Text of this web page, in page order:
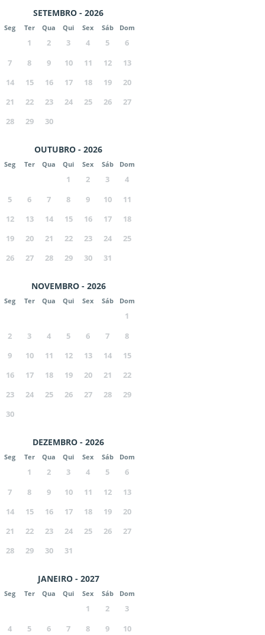
SETEMBRO - 2026
Seg Ter Qua Qui Sex Sáb Dom
1 2 3 4 5
6
7
8 9 10 11 12
13
14
15 16 17 18 19
20
21
22 23 24 25 26
27
28
29 30
OUTUBRO - 2026
Seg Ter Qua Qui Sex Sáb Dom
1 2 3
4
5
6 7 8 9 10
11
12
13 14 15 16 17
18
19
20 21 22 23 24
25
26
27 28 29 30 31
NOVEMBRO - 2026
Seg Ter Qua Qui Sex Sáb Dom
1
2
3 4 5 6 7
8
9
10 11 12 13 14
15
16
17 18 19 20 21
22
23
24 25 26 27 28
29
30
DEZEMBRO - 2026
Seg Ter Qua Qui Sex Sáb Dom
1 2 3 4 5
6
7
8 9 10 11 12
13
14
15 16 17 18 19
20
21
22 23 24 25 26
27
28
29 30 31
JANEIRO - 2027
Seg Ter Qua Qui Sex Sáb Dom
1 2
3
4
5 6 7 8 9
10